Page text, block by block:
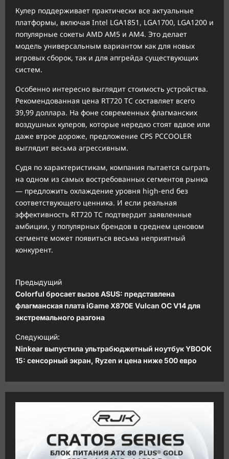
Кулер поддерживает практически все актуальные
платформы, включая Intel LGA1851, LGA1700, LGA1200 и
популярные сокеты AMD AM5 и AM4. Это делает
модель универсальным вариантом как для новых
игровых сборок, так и для апгрейда существующих
систем.
Особенно интересно выглядит стоимость устройства.
Рекомендованная цена RT720 TC составляет всего
39,99 доллара. На фоне современных флагманских
воздушных кулеров, которые нередко стоят вдвое или
даже втрое дороже, предложение CPS PCCOOLER
выглядит весьма агрессивным.
Судя по характеристикам, компания пытается сыграть
на одном из самых востребованных сегментов рынка
— предложить охлаждение уровня high-end без
соответствующего ценника. И если реальная
эффективность RT720 TC подтвердит заявленные
амбиции, у популярных брендов в среднем ценовом
сегменте может появиться весьма неприятный
конкурент.
а
в
и
г
а
я
Предыдущий
Colorful бросает вызов ASUS: представлена
флагманская плата iGame X870E Vulcan OC V14 для
экстремального разгона
Следующий:
Ninkear выпустила ультрабюджетный ноутбук YBOOK
15: сенсорный экран, Ryzen и цена ниже 500 евро